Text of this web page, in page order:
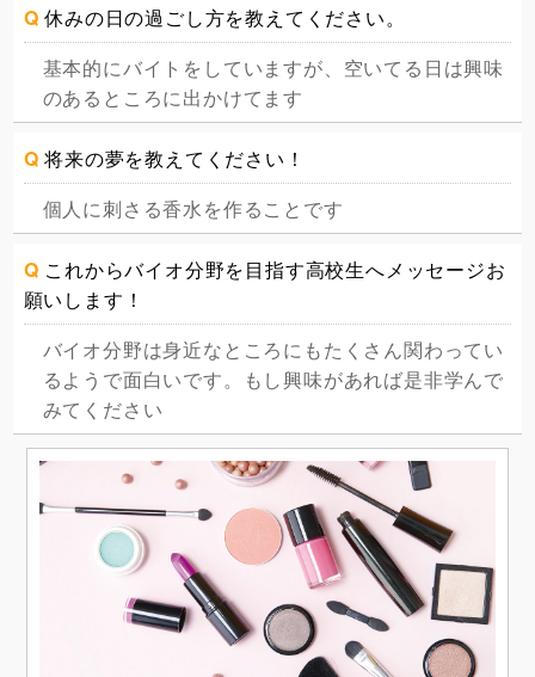
Q 休みの日の過ごし方を教えてください。
基本的にバイトをしていますが、空いてる日は興味
のあるところに出かけてます
Q 将来の夢を教えてください！
個人に刺さる香水を作ることです
Q これからバイオ分野を目指す高校生へメッセージお
願いします！
バイオ分野は身近なところにもたくさん関わってい
るようで面白いです。もし興味があれば是非学んで
みてください